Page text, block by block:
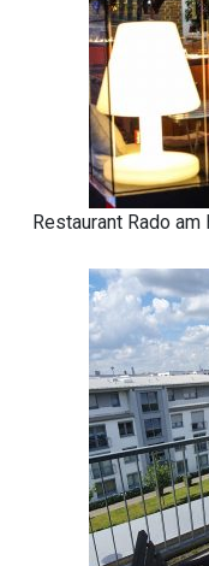
Restaurant Rado